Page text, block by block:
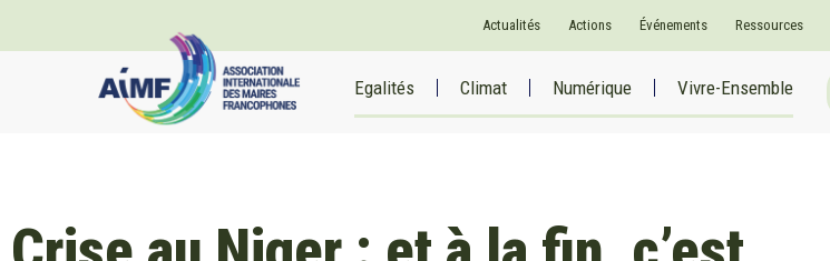
Actualités Actions Événements Ressources
Egalités Climat Numérique Vivre-Ensemble